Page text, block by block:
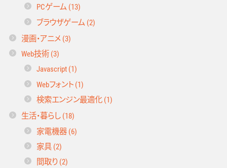
PCゲーム (13)
ブラウザゲーム (2)
漫画・アニメ (3)
Web技術 (3)
Javascript (1)
Webフォント (1)
検索エンジン最適化 (1)
生活・暮らし (18)
家電機器 (6)
家具 (2)
間取り (2)